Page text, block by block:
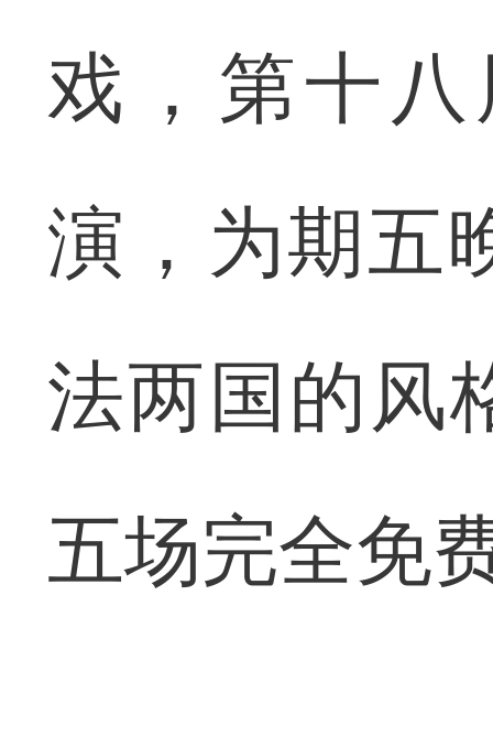
戏，第十
演，为期五
法两国的风
五场完全免